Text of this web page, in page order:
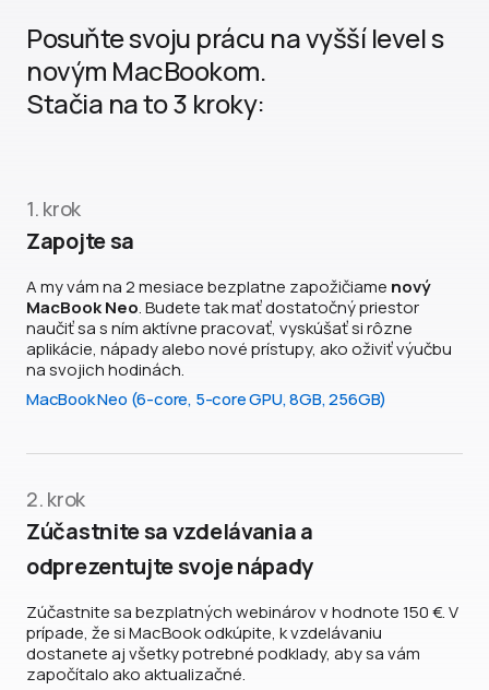
Posuňte svoju prácu na vyšší level s
novým MacBookom.
Stačia na to 3 kroky:
1. krok
Zapojte sa
A my vám na 2 mesiace bezplatne zapožičiame nový
MacBook Neo. Budete tak mať dostatočný priestor
naučiť sa s ním aktívne pracovať, vyskúšať si rôzne
aplikácie, nápady alebo nové prístupy, ako oživiť výučbu
na svojich hodinách.
MacBook Neo (6-core, 5-core GPU, 8GB, 256GB)
2. krok
Zúčastnite sa vzdelávania a
odprezentujte svoje nápady
Zúčastnite sa bezplatných webinárov v hodnote 150 €. V
prípade, že si MacBook odkúpite, k vzdelávaniu
dostanete aj všetky potrebné podklady, aby sa vám
započítalo ako aktualizačné.